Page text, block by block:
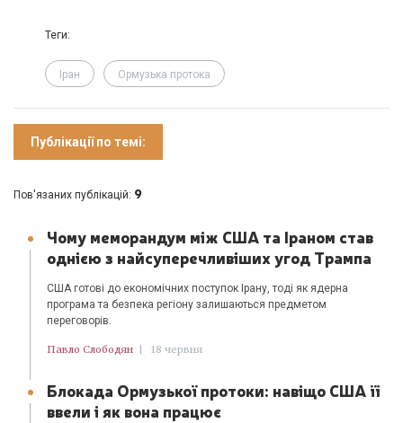
Теги:
Іран Ормузька протока
Публікації по темі:
Пов'язаних публікацій: 9
Чому меморандум між США та Іраном став
однією з найсуперечливіших угод Трампа
США готові до економічних поступок Ірану, тоді як ядерна
програма та безпека регіону залишаються предметом
переговорів.
Павло Слободян 18 червня
Блокада Ормузької протоки: навіщо США її
ввели і як вона працює